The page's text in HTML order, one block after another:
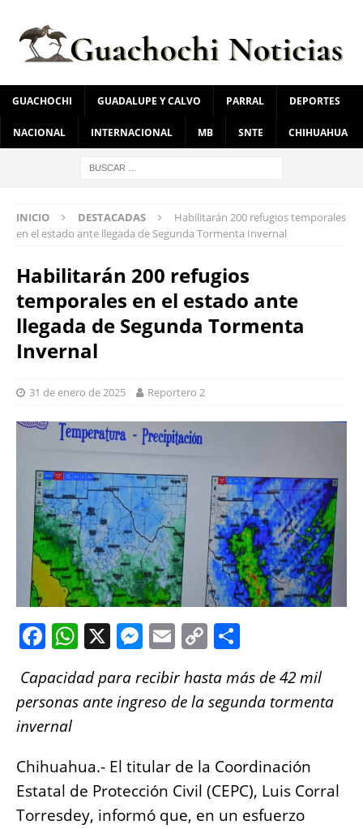
GUACHOCHI GUADALUPE Y CALVO PARRAL DEPORTES
NACIONAL INTERNACIONAL MB SNTE CHIHUAHUA
INICIO DESTACADAS
Habilitarán 200 refugios temporales
en el estado ante llegada de Segunda Tormenta Invernal
Habilitarán 200 refugios
temporales en el estado ante
llegada de Segunda Tormenta
Invernal
31 de enero de 2025 Reportero 2
F
c
e
b
o
o
k
W
h
at
s
p
p
X M
ss
e
g
er
E
m
ai
l
C
p
y
n
k
a
re
Capacidad para recibir hasta más de 42 mil
personas ante ingreso de la segunda tormenta
invernal
Chihuahua.- El titular de la Coordinación
Estatal de Protección Civil (CEPC), Luis Corral
Torresdey, informó que, en un esfuerzo